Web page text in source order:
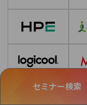
セミナー検索